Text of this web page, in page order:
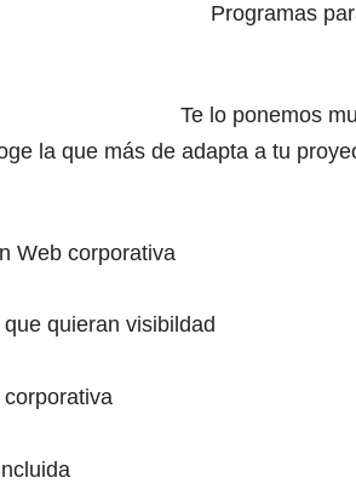
Programas
Te lo ponemos
la que más de adapta a tu
Web corporativa
quieran visibildad